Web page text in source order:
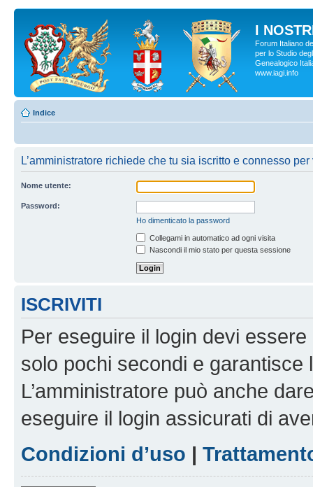
I
Forum Italiano
per lo Studio
Genealogico
www.iagi.info
Indice
L’amministratore richiede che tu sia iscritto e connesso
Nome utente:
Password:
Ho dimenticato la password
Collegami in automatico ad ogni visita
Nascondi il mio stato per questa sessione
ISCRIVITI
Per eseguire il login devi
solo pochi secondi e garantisce
L’amministratore può anche
eseguire il login assicurati di
Condizioni d’uso |